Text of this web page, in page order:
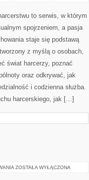
to serwis, w którym
spojrzeniem, a pasja
staje się podstawą
z myślą o osobach,
świat harcerzy, poznać
oraz odkrywać, jak
i codzienna służba.
harcerskiego, jak […]
SZKLARNIE
ZOSTAŁA WYŁĄCZONA